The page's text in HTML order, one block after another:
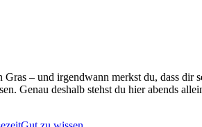
– und irgendwann merkst du, dass dir
Genau deshalb stehst du hier abends